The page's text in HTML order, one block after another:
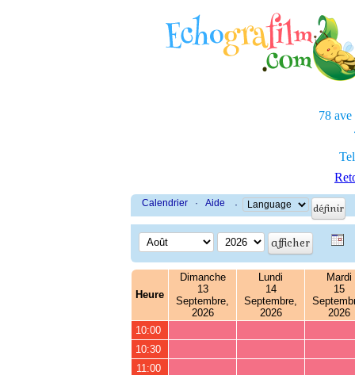
78 ave
Calendrier · Aide ·
Heure
Dimanche
13
Septembre,
2026
Lundi
14
Septembre,
2026
Mardi
15
2026
10:00
10:30
11:00